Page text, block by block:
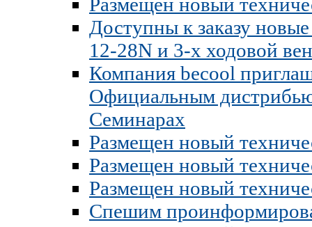
Доступны к заказу
12-28N и 3-х ходовой
Компания becool
Официальным
Семинарах
Размещен новый
Размещен новый
Размещен новый
Спешим